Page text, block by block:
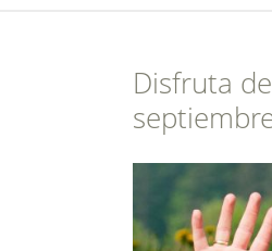
Disfruta